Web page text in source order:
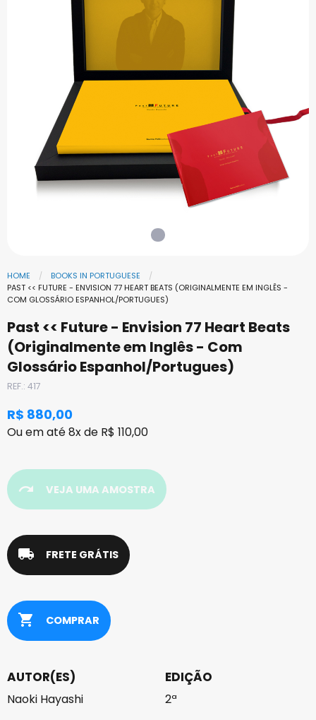
HOME
BOOKS IN PORTUGUESE
PAST << FUTURE - ENVISION 77 HEART BEATS (ORIGINALMENTE EM INGLÊS -
COM GLOSSÁRIO ESPANHOL/PORTUGUES)
Past << Future - Envision 77 Heart Beats
(Originalmente em Inglês - Com
Glossário Espanhol/Portugues)
REF.: 417
R$ 880,00
Ou em até 8x de R$ 110,00
redo VEJA UMA AMOSTRA
local_shipping FRETE GRÁTIS
shopping_cart COMPRAR
AUTOR(ES)
Naoki Hayashi
EDIÇÃO
2ª